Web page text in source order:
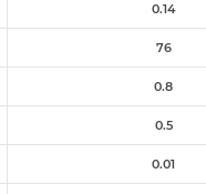
0.14
76
0.8
0.5
0.01